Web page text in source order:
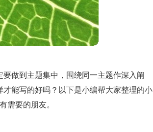
做到主题集中，围绕同一主题作深入阐
能写的好吗？以下是小编帮大家整理的小
需要的朋友。